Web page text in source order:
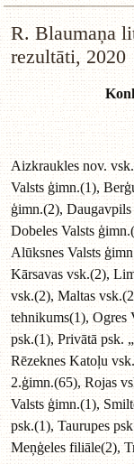
R. Blaumaņa
rezultāti, 2020
Aizkraukles nov.
Valsts ģimn.(1),
ģimn.(2),
Dobeles Valsts
Alūksnes Valsts
Kārsavas vsk.(2),
vsk.(2), Maltas
tehnikums(1), Ogres
psk.(1), Privātā psk.
Rēzeknes Katoļu
2.ģimn.(65), Rojas
Valsts ģimn.(1),
psk.(1), Taurupes
Meņģeles filiāle(2),